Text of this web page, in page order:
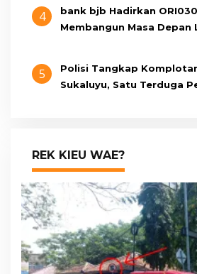
4
bank bjb Hadirkan
Membangun Masa Depan
5
Polisi Tangkap
Sukaluyu, Satu Terduga
REK KIEU WAE?